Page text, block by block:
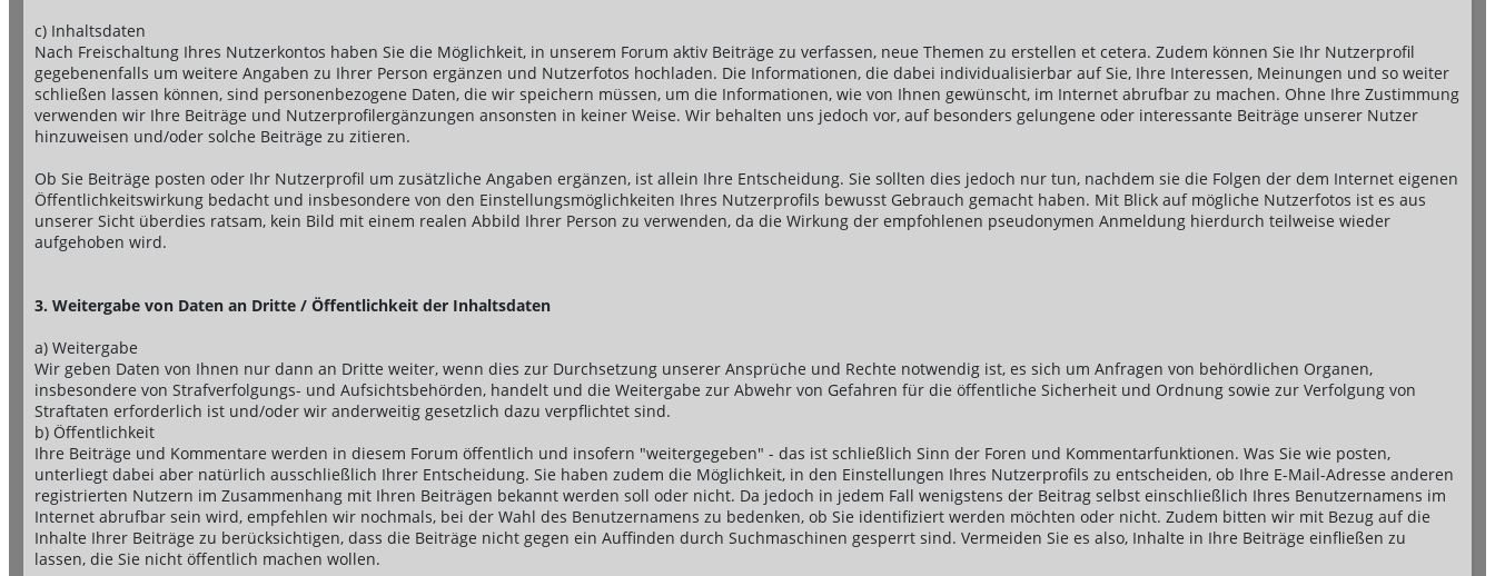
c) Inhaltsdaten
Nach Freischaltung Ihres Nutzerkontos haben Sie die Möglichkeit, in unserem Forum aktiv Beiträge zu verfassen, neue Themen zu erstellen et cetera. Zudem können Sie Ihr Nutzerprofil
gegebenenfalls um weitere Angaben zu Ihrer Person ergänzen und Nutzerfotos hochladen. Die Informationen, die dabei individualisierbar auf Sie, Ihre Interessen, Meinungen und so weiter
schließen lassen können, sind personenbezogene Daten, die wir speichern müssen, um die Informationen, wie von Ihnen gewünscht, im Internet abrufbar zu machen. Ohne Ihre Zustimmung
verwenden wir Ihre Beiträge und Nutzerprofilergänzungen ansonsten in keiner Weise. Wir behalten uns jedoch vor, auf besonders gelungene oder interessante Beiträge unserer Nutzer
hinzuweisen und/oder solche Beiträge zu zitieren.
Ob Sie Beiträge posten oder Ihr Nutzerprofil um zusätzliche Angaben ergänzen, ist allein Ihre Entscheidung. Sie sollten dies jedoch nur tun, nachdem sie die Folgen der dem Internet eigenen
Öffentlichkeitswirkung bedacht und insbesondere von den Einstellungsmöglichkeiten Ihres Nutzerprofils bewusst Gebrauch gemacht haben. Mit Blick auf mögliche Nutzerfotos ist es aus
unserer Sicht überdies ratsam, kein Bild mit einem realen Abbild Ihrer Person zu verwenden, da die Wirkung der empfohlenen pseudonymen Anmeldung hierdurch teilweise wieder
aufgehoben wird.
3. Weitergabe von Daten an Dritte / Öffentlichkeit der Inhaltsdaten
a) Weitergabe
Wir geben Daten von Ihnen nur dann an Dritte weiter, wenn dies zur Durchsetzung unserer Ansprüche und Rechte notwendig ist, es sich um Anfragen von behördlichen Organen,
insbesondere von Strafverfolgungs- und Aufsichtsbehörden, handelt und die Weitergabe zur Abwehr von Gefahren für die öffentliche Sicherheit und Ordnung sowie zur Verfolgung von
Straftaten erforderlich ist und/oder wir anderweitig gesetzlich dazu verpflichtet sind.
b) Öffentlichkeit
Ihre Beiträge und Kommentare werden in diesem Forum öffentlich und insofern "weitergegeben" - das ist schließlich Sinn der Foren und Kommentarfunktionen. Was Sie wie posten,
unterliegt dabei aber natürlich ausschließlich Ihrer Entscheidung. Sie haben zudem die Möglichkeit, in den Einstellungen Ihres Nutzerprofils zu entscheiden, ob Ihre E-Mail-Adresse anderen
registrierten Nutzern im Zusammenhang mit Ihren Beiträgen bekannt werden soll oder nicht. Da jedoch in jedem Fall wenigstens der Beitrag selbst einschließlich Ihres Benutzernamens im
Internet abrufbar sein wird, empfehlen wir nochmals, bei der Wahl des Benutzernamens zu bedenken, ob Sie identifiziert werden möchten oder nicht. Zudem bitten wir mit Bezug auf die
Inhalte Ihrer Beiträge zu berücksichtigen, dass die Beiträge nicht gegen ein Auffinden durch Suchmaschinen gesperrt sind. Vermeiden Sie es also, Inhalte in Ihre Beiträge einfließen zu
lassen, die Sie nicht öffentlich machen wollen.